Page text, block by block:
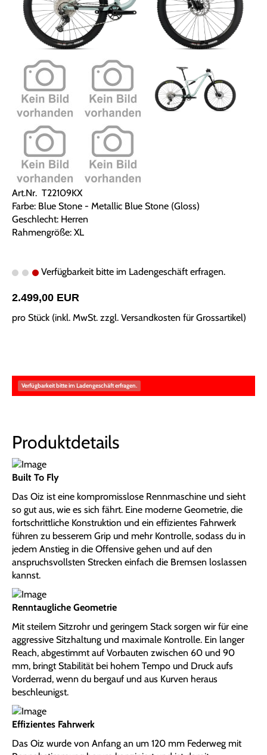
Art.Nr. T22109KX
Farbe: Blue Stone - Metallic Blue Stone (Gloss)
Geschlecht: Herren
Rahmengröße: XL
Verfügbarkeit bitte im Ladengeschäft erfragen.
2.499,00 EUR
pro Stück (inkl. MwSt. zzgl. Versandkosten für Grossartikel)
Verfügbarkeit bitte im Ladengeschäft erfragen.
Produktdetails
Built To Fly
Das Oiz ist eine kompromisslose Rennmaschine und sieht
so gut aus, wie es sich fährt. Eine moderne Geometrie, die
fortschrittliche Konstruktion und ein effizientes Fahrwerk
führen zu besserem Grip und mehr Kontrolle, sodass du in
jedem Anstieg in die Offensive gehen und auf den
anspruchsvollsten Strecken einfach die Bremsen loslassen
kannst.
Renntaugliche Geometrie
Mit steilem Sitzrohr und geringem Stack sorgen wir für eine
aggressive Sitzhaltung und maximale Kontrolle. Ein langer
Reach, abgestimmt auf Vorbauten zwischen 60 und 90
mm, bringt Stabilität bei hohem Tempo und Druck aufs
Vorderrad, wenn du bergauf und aus Kurven heraus
beschleunigst.
Effizientes Fahrwerk
Das Oiz wurde von Anfang an um 120 mm Federweg mit